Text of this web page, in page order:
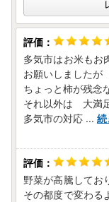
多気市はお米も
お願いしましたが
ちょっと柿が残
それ以外は 大満足
多気市の対応 ... 続
野菜が高騰してお
その都度で変わる